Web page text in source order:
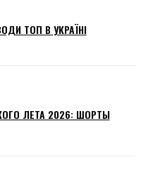
ТОП В УКРАЇНІ
ЛЕТА 2026: ШОРТЫ